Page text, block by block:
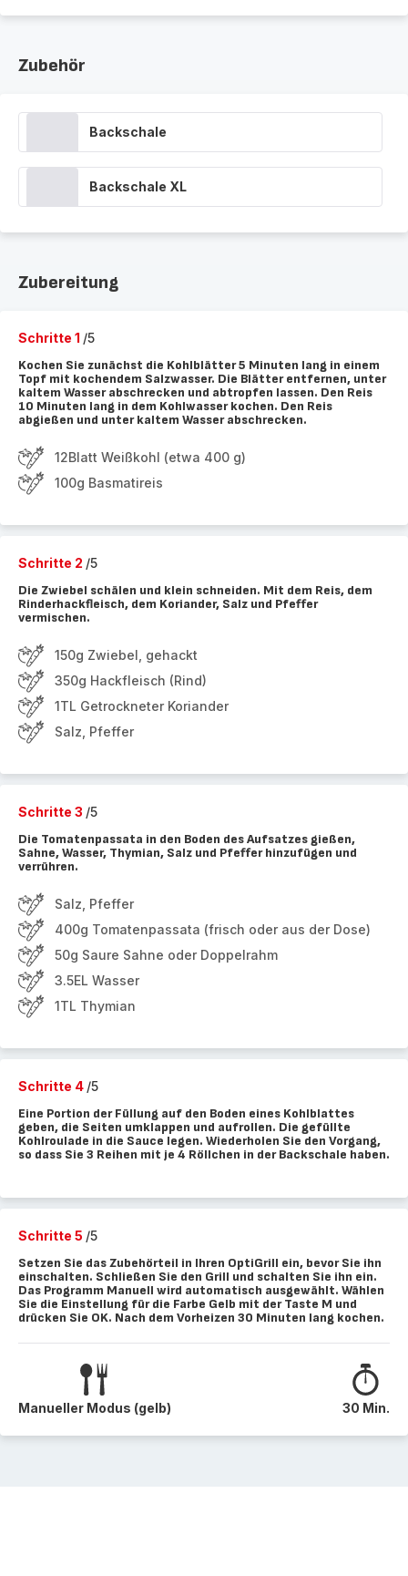
Zubehör
Backschale
Backschale XL
Zubereitung
Schritte 1 /5
Kochen Sie zunächst die Kohlblätter 5 Minuten lang in einem
Topf mit kochendem Salzwasser. Die Blätter entfernen, unter
kaltem Wasser abschrecken und abtropfen lassen. Den Reis
10 Minuten lang in dem Kohlwasser kochen. Den Reis
abgießen und unter kaltem Wasser abschrecken.
12Blatt Weißkohl (etwa 400 g)
100g Basmatireis
Schritte 2 /5
Die Zwiebel schälen und klein schneiden. Mit dem Reis, dem
Rinderhackfleisch, dem Koriander, Salz und Pfeffer
vermischen.
150g Zwiebel, gehackt
350g Hackfleisch (Rind)
1TL Getrockneter Koriander
Salz, Pfeffer
Schritte 3 /5
Die Tomatenpassata in den Boden des Aufsatzes gießen,
Sahne, Wasser, Thymian, Salz und Pfeffer hinzufügen und
verrühren.
Salz, Pfeffer
400g Tomatenpassata (frisch oder aus der Dose)
50g Saure Sahne oder Doppelrahm
3.5EL Wasser
1TL Thymian
Schritte 4 /5
Eine Portion der Füllung auf den Boden eines Kohlblattes
geben, die Seiten umklappen und aufrollen. Die gefüllte
Kohlroulade in die Sauce legen. Wiederholen Sie den Vorgang,
so dass Sie 3 Reihen mit je 4 Röllchen in der Backschale haben.
Schritte 5 /5
Setzen Sie das Zubehörteil in Ihren OptiGrill ein, bevor Sie ihn
einschalten. Schließen Sie den Grill und schalten Sie ihn ein.
Das Programm Manuell wird automatisch ausgewählt. Wählen
Sie die Einstellung für die Farbe Gelb mit der Taste M und
drücken Sie OK. Nach dem Vorheizen 30 Minuten lang kochen.
Manueller Modus (gelb) 30 Min.